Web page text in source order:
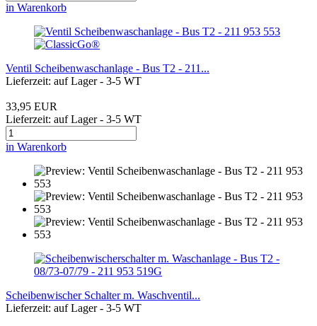
in Warenkorb
Ventil Scheibenwaschanlage - Bus T2 - 211...
Lieferzeit: auf Lager - 3-5 WT
33,95 EUR
Lieferzeit: auf Lager - 3-5 WT
in Warenkorb
Scheibenwischer Schalter m. Waschventil...
Lieferzeit: auf Lager - 3-5 WT